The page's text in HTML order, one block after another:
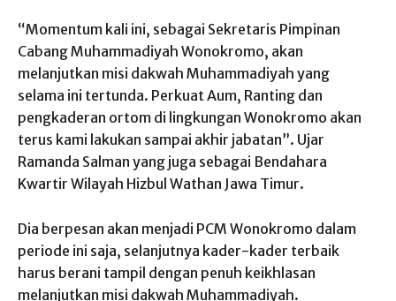
“Momentum kali ini, sebagai Sekretaris Pimpinan
Cabang Muhammadiyah Wonokromo, akan
melanjutkan misi dakwah Muhammadiyah yang
selama ini tertunda. Perkuat Aum, Ranting dan
pengkaderan ortom di lingkungan Wonokromo akan
terus kami lakukan sampai akhir jabatan”. Ujar
Ramanda Salman yang juga sebagai Bendahara
Kwartir Wilayah Hizbul Wathan Jawa Timur.
Dia berpesan akan menjadi PCM Wonokromo dalam
periode ini saja, selanjutnya kader-kader terbaik
harus berani tampil dengan penuh keikhlasan
melanjutkan misi dakwah Muhammadiyah.